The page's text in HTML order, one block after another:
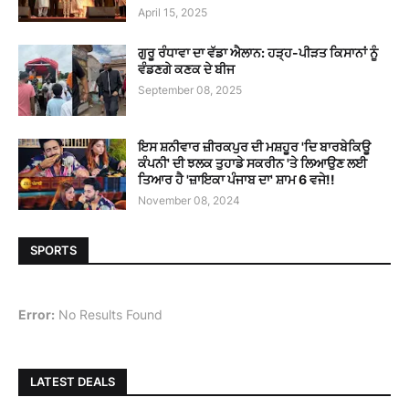
April 15, 2025
ਗੁਰੂ ਰੰਧਾਵਾ ਦਾ ਵੱਡਾ ਐਲਾਨ: ਹੜ੍ਹ-ਪੀੜਤ ਕਿਸਾਨਾਂ ਨੂੰ
ਵੰਡਣਗੇ ਕਣਕ ਦੇ ਬੀਜ
September 08, 2025
ਇਸ ਸ਼ਨੀਵਾਰ ਜ਼ੀਰਕਪੁਰ ਦੀ ਮਸ਼ਹੂਰ 'ਦਿ ਬਾਰਬੇਕਿਊ
ਕੰਪਨੀ' ਦੀ ਝਲਕ ਤੁਹਾਡੇ ਸਕਰੀਨ 'ਤੇ ਲਿਆਉਣ ਲਈ
ਤਿਆਰ ਹੈ 'ਜ਼ਾਇਕਾ ਪੰਜਾਬ ਦਾ' ਸ਼ਾਮ 6 ਵਜੇ!!
November 08, 2024
SPORTS
Error: No Results Found
LATEST DEALS